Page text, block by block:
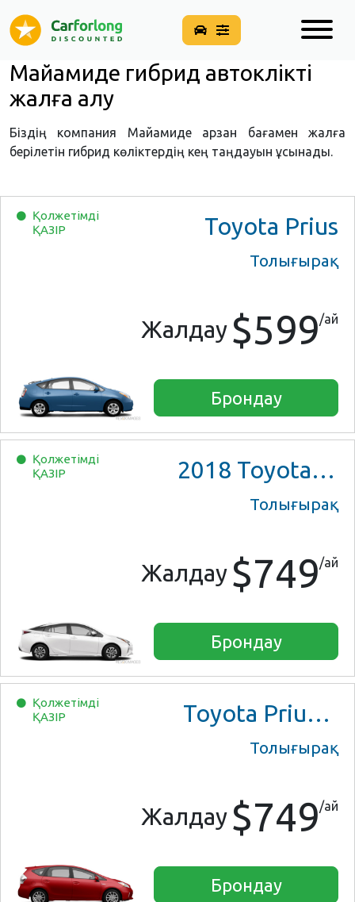
Майамиде гибрид автокөлікті
жалға алу
Біздің компания Майамиде арзан бағамен жалға
берілетін гибрид көліктердің кең таңдауын ұсынады.
Қолжетімді
ҚАЗІР
Toyota Prius
Толығырақ
Жалдау $599/ай
Брондау
Қолжетімді
ҚАЗІР
2018 Toyota Prius Two
Толығырақ
Жалдау $749/ай
Брондау
Қолжетімді
ҚАЗІР
Toyota Prius V Three
Толығырақ
Жалдау $749/ай
Брондау